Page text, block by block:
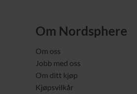
Om Nordsphere
Om oss
Jobb med oss
Om ditt kjøp
Kjøpsvilkår